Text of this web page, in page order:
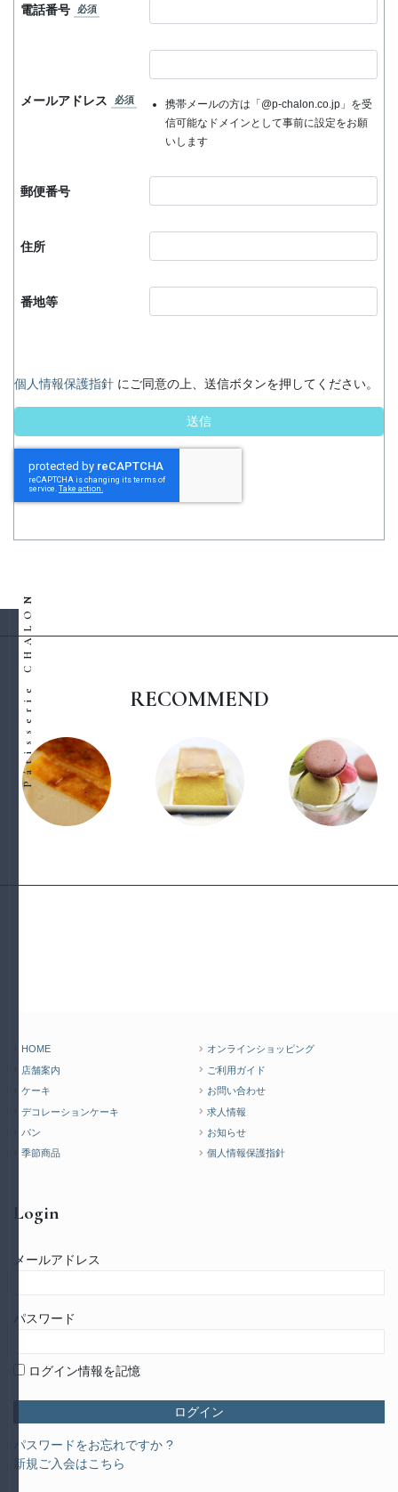
電話番号 必須
メールアドレス 必須
携帯メールの方は「@p-chalon.co.jp」を受
信可能なドメインとして事前に設定をお願
いします
郵便番号
住所
番地等
個人情報保護指針 にご同意の上、送信ボタンを押してください。
RECOMMEND
HOME
オンラインショッピング
店舗案内
ご利用ガイド
ケーキ
お問い合わせ
デコレーションケーキ
求人情報
パン
お知らせ
季節商品
個人情報保護指針
Login
メールアドレス
パスワード
ログイン情報を記憶
パスワードをお忘れですか ?
新規ご入会はこちら